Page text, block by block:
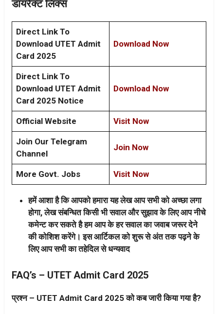
डायरेक्ट लिंक्स
Direct Link To
Download UTET Admit
Card 2025
Download Now
Direct Link To
Download UTET Admit
Card 2025 Notice
Download Now
Official Website Visit Now
Join Our Telegram
Channel
Join Now
More Govt. Jobs Visit Now
हमें आशा है कि आपको हमारा यह लेख आप सभी को अच्छा लगा
होगा, लेख संबन्धित किसी भी सवाल और सुझाव के लिए आप नीचे
कमेन्ट कर सकते है हम आप के हर सवाल का जवाब जरूर देने
की कोशिश करेंगे। इस आर्टिकल को शुरू से अंत तक पढ़ने के
लिए आप सभी का तहेदिल से धन्यवाद
FAQ’s – UTET Admit Card 2025
प्रश्न – UTET Admit Card 2025 को कब जारी किया गया है?